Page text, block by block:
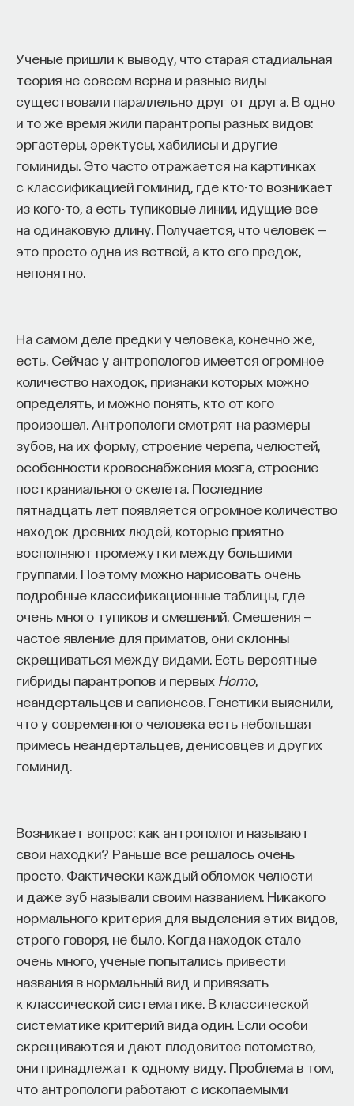
Ученые пришли к выводу, что старая стадиальная
теория не совсем верна и разные виды
существовали параллельно друг от друга. В одно
и то же время жили парантропы разных видов:
эргастеры, эректусы, хабилисы и другие
гоминиды. Это часто отражается на картинках
с классификацией гоминид, где кто-то возникает
из кого-то, а есть тупиковые линии, идущие все
на одинаковую длину. Получается, что человек —
это просто одна из ветвей, а кто его предок,
непонятно.
На самом деле предки у человека, конечно же,
есть. Сейчас у антропологов имеется огромное
количество находок, признаки которых можно
определять, и можно понять, кто от кого
произошел. Антропологи смотрят на размеры
зубов, на их форму, строение черепа, челюстей,
особенности кровоснабжения мозга, строение
посткраниального скелета. Последние
пятнадцать лет появляется огромное количество
находок древних людей, которые приятно
восполняют промежутки между большими
группами. Поэтому можно нарисовать очень
подробные классификационные таблицы, где
очень много тупиков и смешений. Смешения —
частое явление для приматов, они склонны
скрещиваться между видами. Есть вероятные
гибриды парантропов и первых Homo,
неандертальцев и сапиенсов. Генетики выяснили,
что у современного человека есть небольшая
примесь неандертальцев, денисовцев и других
гоминид.
Возникает вопрос: как антропологи называют
свои находки? Раньше все решалось очень
просто. Фактически каждый обломок челюсти
и даже зуб называли своим названием. Никакого
нормального критерия для выделения этих видов,
строго говоря, не было. Когда находок стало
очень много, ученые попытались привести
названия в нормальный вид и привязать
к классической систематике. В классической
систематике критерий вида один. Если особи
скрещиваются и дают плодовитое потомство,
они принадлежат к одному виду. Проблема в том,
что антропологи работают с ископаемыми
Сения Долгачева
редактор ПостНауки
ТЕХНОЛОГИИ
644 публикации
ТЕХНОЛОГИИ МАТЕМАТИКА ОБРАЗОВАНИЕ
ПАРТНЁР ПРОЕКТА
Что такое партнёрский материал?
Внеси свой вклад в дело
просвещения!
ПОДДЕРЖАТЬ ПОСТНАУКУ